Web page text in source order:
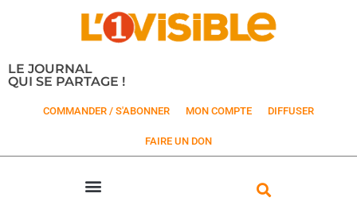
LE JOURNAL
QUI SE PARTAGE !
COMMANDER / S'ABONNER MON COMPTE DIFFUSER
FAIRE UN DON